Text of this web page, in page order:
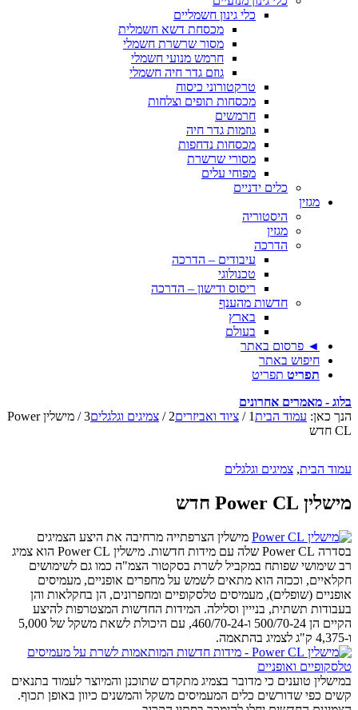
כלי גינון חשמליים
מכסחת דשא חשמלית
מסור שרשרת חשמלי
חרמש מנועי חשמלי
גוזם גדר חיה חשמלי
טרקטורוני כיסוח
מכסחות תופים וצלחות
חרמשים
גוזמות גדר חיה
מכסחות נדחפות
מסורי שרשרת
מפוחי עלים
כלים ידניים
מגזין
היסטוריה
מגזין
הדרכה
עיבודים – הדרכה
טכנולוגי
ריסוס ודישון – הדרכה
חדשות מהענף
בארץ
בעולם
◄ פרסום באתר
חיפוש באתר
תפריט תפריט
בלוג - מאמרים אחרונים
הנך כאן: עמוד הבית1
/ ציוד ואביזרים2
/ צמיגים וגלגלים3
/
מישלין Power
CL חדש
עמוד הבית, צמיגים וגלגלים
מישלין Power CL חדש
מישלין הצרפתייה מרחיבה את היצע הצמיגים
בסדרה Power CL שלה עם מידות חדשות. מישלין Power CL הוא צמיג
רב שימושי שפותח במקביל לשרת בסקטור הצמ"ה כמו גם לשימושים
חקלאיים, וככזה הוא מתאים לשמש על מחפרים אופניים, מעמיסים
אופניים (שופלים), מעמיסים טלסקופיים ומחפרונים, הן בחקלאות והן
בעבודות תשתית, בנייין וסלילה. המידות החדשות המצטרפות להיצע
הקיים הן 500/70-24 ו-460/70-24, עם היכולת לשאת משקל של 5,000
ו-4,375 ק"ג לצמיג בהתאמה.
במישלין טוענים כי מדובר בצמיג מתקדם שתוכנן והמיוצר לעמוד בתנאים
קשים כפי שדורשים כלים המעמיסים משקל והמשנים כיוון באופן תכוף.